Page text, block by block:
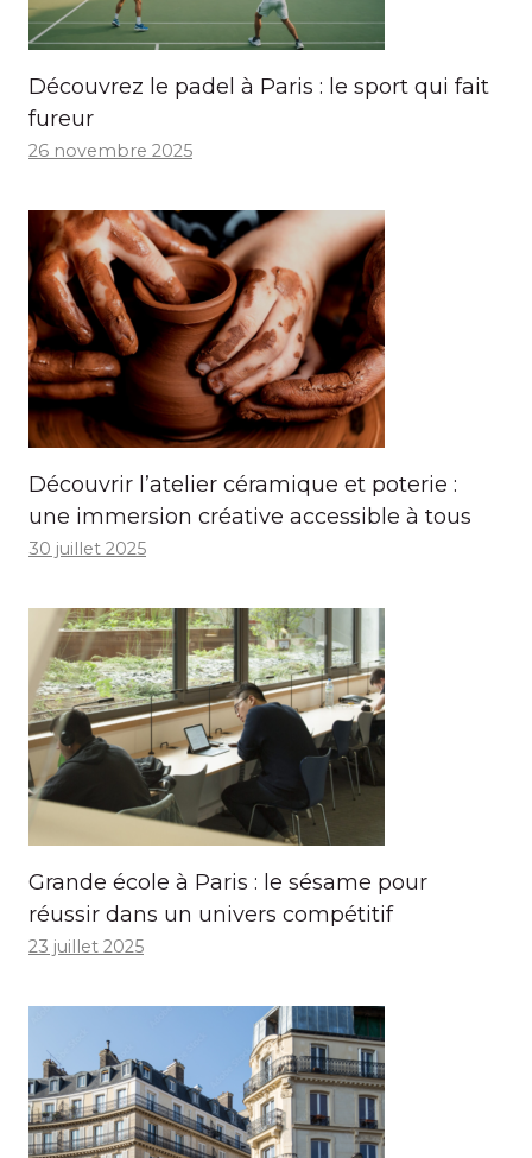
Découvrez le padel à Paris : le sport qui fait
fureur
26 novembre 2025
Découvrir l’atelier céramique et poterie :
une immersion créative accessible à tous
30 juillet 2025
Grande école à Paris : le sésame pour
réussir dans un univers compétitif
23 juillet 2025